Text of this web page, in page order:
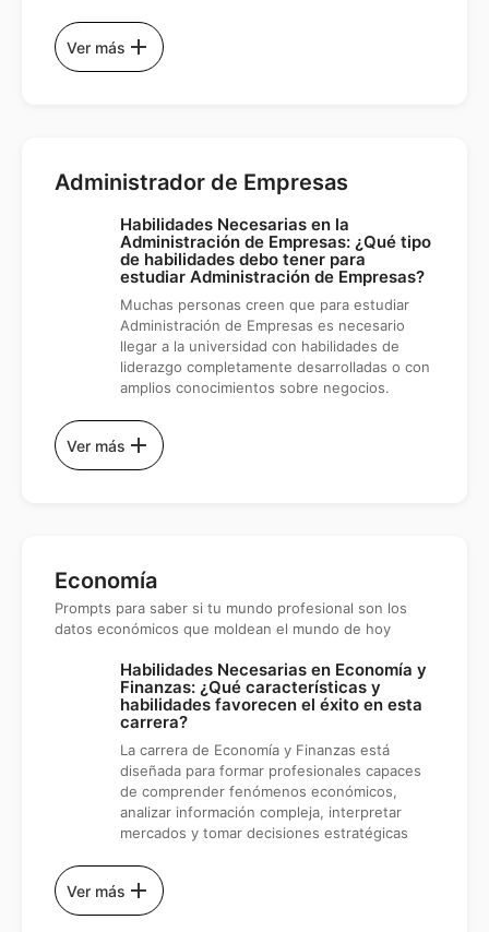
Ver más add
Administrador de Empresas
Habilidades Necesarias en la
Administración de Empresas: ¿Qué tipo
de habilidades debo tener para
estudiar Administración de Empresas?
Muchas personas creen que para estudiar
Administración de Empresas es necesario
llegar a la universidad con habilidades de
liderazgo completamente desarrolladas o con
amplios conocimientos sobre negocios.
Ver más add
Economía
Prompts para saber si tu mundo profesional son los
datos económicos que moldean el mundo de hoy
Habilidades Necesarias en Economía y
Finanzas: ¿Qué características y
habilidades favorecen el éxito en esta
carrera?
La carrera de Economía y Finanzas está
diseñada para formar profesionales capaces
de comprender fenómenos económicos,
analizar información compleja, interpretar
mercados y tomar decisiones estratégicas
Ver más add